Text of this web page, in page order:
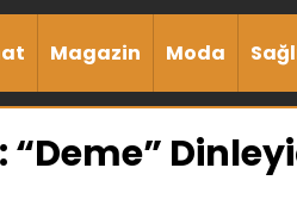
Magazin Moda
“Deme”